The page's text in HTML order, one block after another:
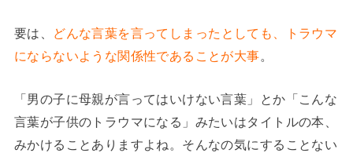
要は、
どんな言葉を言ってしまったとしても、トラウマ
にならないような関係性であることが大事
「男の子に母親が言ってはいけない言葉」とか「こんな
言葉が子供のトラウマになる」みたいはタイトルの本、
みかけることありますよね。そんなの気にすることない